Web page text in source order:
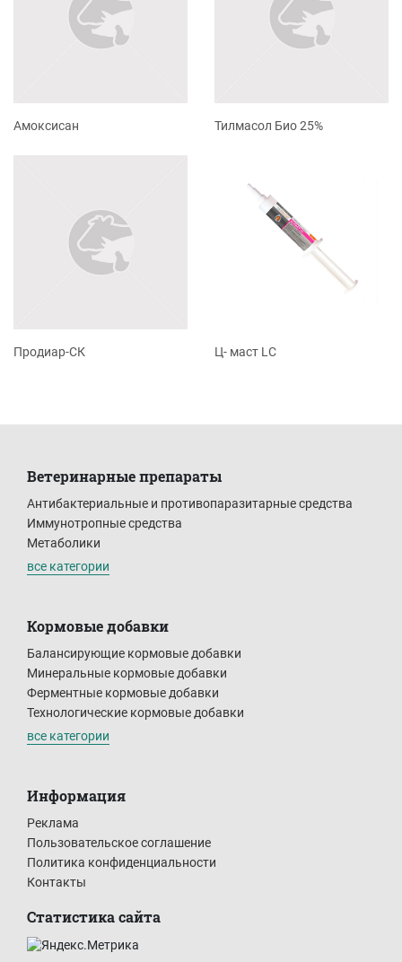
Амоксисан Тилмасол Био 25%
Продиар-СК Ц- маст LC
Ветеринарные препараты
Антибактериальные и противопаразитарные средства
Иммунотропные средства
Метаболики
все категории
Кормовые добавки
Балансирующие кормовые добавки
Минеральные кормовые добавки
Ферментные кормовые добавки
Технологические кормовые добавки
все категории
Информация
Реклама
Пользовательское соглашение
Политика конфиденциальности
Контакты
Статистика сайта